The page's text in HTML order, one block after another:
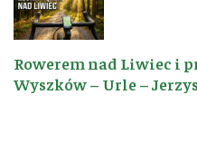
Rowerem nad Liwiec i
Wyszków – Urle –